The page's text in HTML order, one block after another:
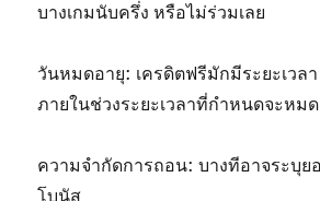
บางเกมนับครึ่ง หรือไม่ร่วมเลย
วันหมดอายุ: เครดิตฟรีมักมีระยะเวลา
ภายในช่วงระยะเวลาที่กำหนดจะหม
ความจำกัดการถอน: บางทีอาจระบุย
โบนัส